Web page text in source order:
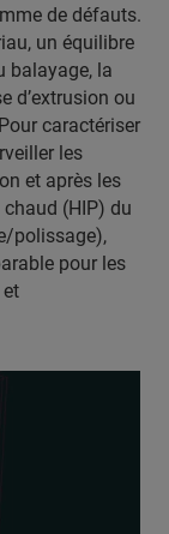
de défauts.
un équilibre
balayage, la
d’extrusion ou
caractériser
les
et après les
(HIP) du
polissage),
pour les